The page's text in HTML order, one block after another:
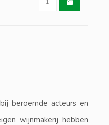
beroemde acteurs en
wijnmakerij hebben